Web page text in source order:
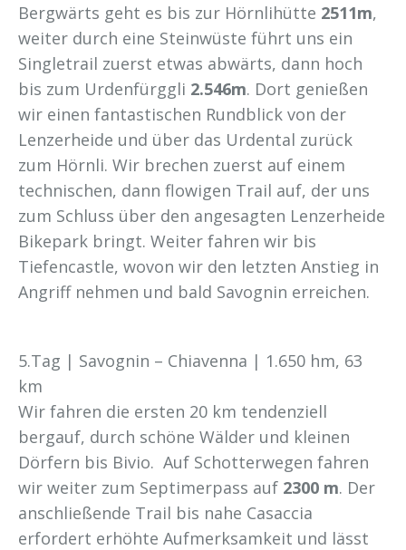
Bergwärts geht es bis zur Hörnlihütte 2511m,
weiter durch eine Steinwüste führt uns ein
Singletrail zuerst etwas abwärts, dann hoch
bis zum Urdenfürggli 2.546m. Dort genießen
wir einen fantastischen Rundblick von der
Lenzerheide und über das Urdental zurück
zum Hörnli. Wir brechen zuerst auf einem
technischen, dann flowigen Trail auf, der uns
zum Schluss über den angesagten Lenzerheide
Bikepark bringt. Weiter fahren wir bis
Tiefencastle, wovon wir den letzten Anstieg in
Angriff nehmen und bald Savognin erreichen.
5.Tag | Savognin – Chiavenna | 1.650 hm, 63
km
Wir fahren die ersten 20 km tendenziell
bergauf, durch schöne Wälder und kleinen
Dörfern bis Bivio. Auf Schotterwegen fahren
wir weiter zum Septimerpass auf 2300 m. Der
anschließende Trail bis nahe Casaccia
erfordert erhöhte Aufmerksamkeit und lässt